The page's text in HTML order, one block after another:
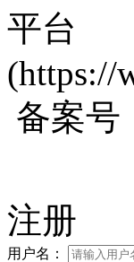
平台
(https://
备案号
注册
用户名：